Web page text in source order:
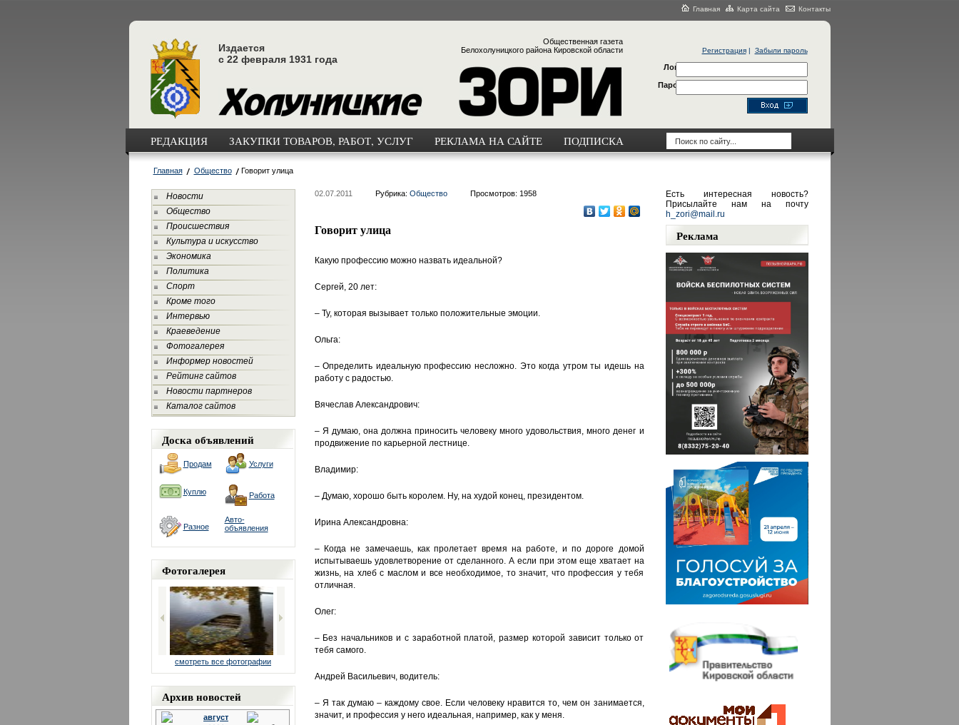
Главная Карта сайта Контакты
Издается
с 22 февраля 1931 года
Общественная газета
Белохолуницкого района Кировской области
Регистрация| Забыли пароль
Логин
Пароль
РЕДАКЦИЯ ЗАКУПКИ ТОВАРОВ, РАБОТ, УСЛУГ РЕКЛАМА НА САЙТЕ ПОДПИСКА
Главная Общество Говорит улица
Новости
Общество
Происшествия
Культура и искусство
Экономика
Политика
Спорт
Кроме того
Интервью
Краеведение
Фотогалерея
Информер новостей
Рейтинг сайтов
Новости партнеров
Каталог сайтов
Доска объявлений
Продам Услуги
Куплю Работа
Разное
Авто-
объявления
Фотогалерея
смотреть все фотографии
Архив новостей
август
02.07.2011 Рубрика: Общество Просмотров: 1958
Говорит улица
Какую профессию можно назвать идеальной?
Сергей, 20 лет:
– Ту, которая вызывает только положительные эмоции.
Ольга:
– Определить идеальную профессию несложно. Это когда утром ты идешь на
работу с радостью.
Вячеслав Александрович:
– Я думаю, она должна приносить человеку много удовольствия, много денег и
продвижение по карьерной лестнице.
Владимир:
– Думаю, хорошо быть королем. Ну, на худой конец, президентом.
Ирина Александровна:
– Когда не замечаешь, как пролетает время на работе, и по дороге домой
испытываешь удовлетворение от сделанного. А если при этом еще хватает на
жизнь, на хлеб с маслом и все необходимое, то значит, что профессия у тебя
отличная.
Олег:
– Без начальников и с заработной платой, размер которой зависит только от
тебя самого.
Андрей Васильевич, водитель:
– Я так думаю – каждому свое. Если человеку нравится то, чем он занимается,
значит, и профессия у него идеальная, например, как у меня.
Есть интересная новость?
Присылайте нам на почту
h_zori@mail.ru
Реклама